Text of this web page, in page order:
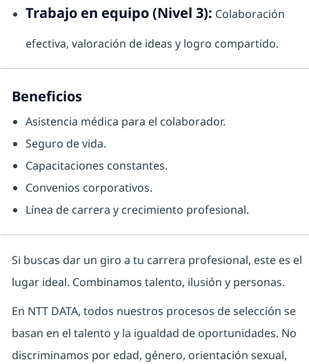
Trabajo en equipo (Nivel 3): Colaboración
efectiva, valoración de ideas y logro compartido.
Beneficios
Asistencia médica para el colaborador.
Seguro de vida.
Capacitaciones constantes.
Convenios corporativos.
Línea de carrera y crecimiento profesional.
Si buscas dar un giro a tu carrera profesional, este es el
lugar ideal. Combinamos talento, ilusión y personas.
En NTT DATA, todos nuestros procesos de selección se
basan en el talento y la igualdad de oportunidades. No
discriminamos por edad, género, orientación sexual,